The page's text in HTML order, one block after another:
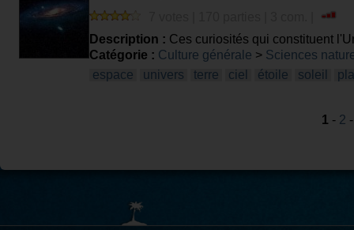
Description : Ces curiosités qui constituent
Catégorie : Culture générale > Sciences
espace
univers terre ciel étoile soleil
1 - 2